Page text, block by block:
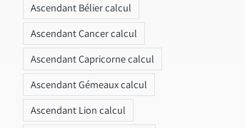
Ascendant Bélier calcul
Ascendant Cancer calcul
Ascendant Capricorne calcul
Ascendant Gémeaux calcul
Ascendant Lion calcul